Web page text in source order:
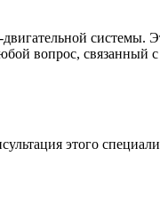
системы.
вопрос, связанный
этого